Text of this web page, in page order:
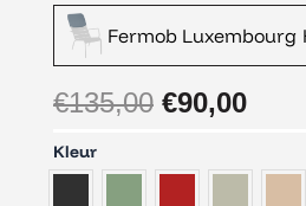
Fermob Luxembourg
€135,00
prijs
was:
€135,00.
€90,00
prijs
is:
Kleur
Fermob
Luxembourg